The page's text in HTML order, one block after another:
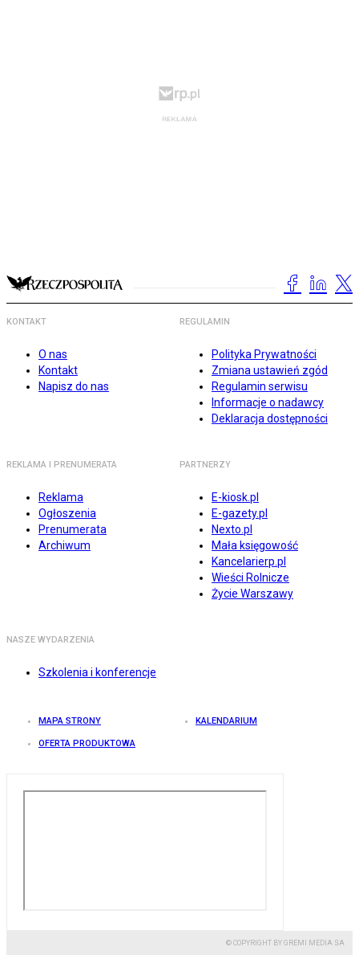
KONTAKT
O nas
Kontakt
Napisz do nas
REGULAMIN
Polityka Prywatności
Zmiana ustawień zgód
Regulamin serwisu
Informacje o nadawcy
Deklaracja dostępności
REKLAMA I PRENUMERATA
Reklama
Ogłoszenia
Prenumerata
Archiwum
PARTNERZY
E-kiosk.pl
E-gazety.pl
Nexto.pl
Mała księgowość
Kancelarierp.pl
Wieści Rolnicze
Życie Warszawy
NASZE WYDARZENIA
Szkolenia i konferencje
MAPA STRONY KALENDARIUM
OFERTA PRODUKTOWA
© COPYRIGHT BY GREMI MEDIA SA